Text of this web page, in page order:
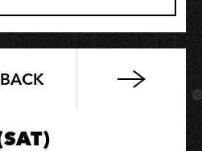
BACK